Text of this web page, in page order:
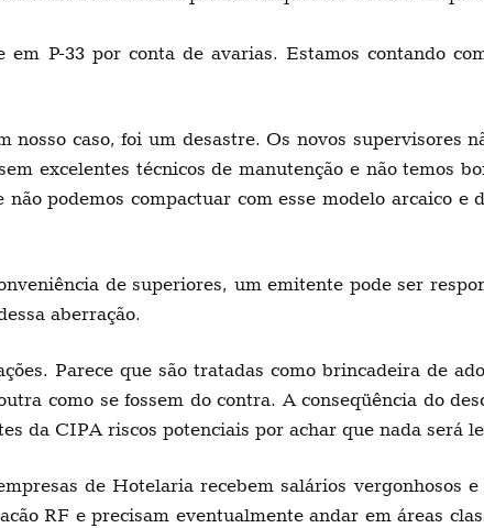
P-33 por conta de avarias. Estamos contando
nosso caso, foi um desastre. Os novos supervisores
excelentes técnicos de manutenção e não temos
podemos compactuar com esse modelo arcaico e
de superiores, um emitente pode ser
aberração.
Parece que são tratadas como brincadeira de
como se fossem do contra. A conseqüência do
da CIPA riscos potenciais por achar que nada será
de Hotelaria recebem salários vergonhosos
RF e precisam eventualmente andar em áreas